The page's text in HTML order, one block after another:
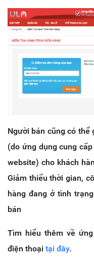
Người bán cũng có
(do ứng dụng cung
website) cho khách
Giảm thiểu thời gian,
hàng đang ở tình
bán
Tìm hiểu thêm về
điện thoại tại đây.